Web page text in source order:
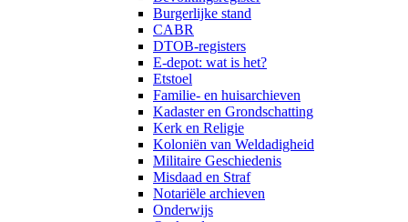
Burgerlijke stand
CABR
DTOB-registers
E-depot: wat is het?
Etstoel
Familie- en huisarchieven
Kadaster en Grondschatting
Kerk en Religie
Koloniën van Weldadigheid
Militaire Geschiedenis
Misdaad en Straf
Notariële archieven
Onderwijs